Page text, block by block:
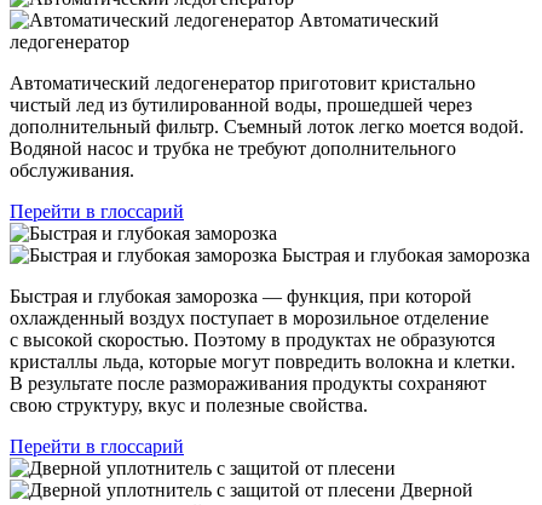
Автоматический
ледогенератор
Автоматический ледогенератор приготовит кристально
чистый лед из бутилированной воды, прошедшей через
дополнительный фильтр. Съемный лоток легко моется водой.
Водяной насос и трубка не требуют дополнительного
обслуживания.
Перейти в глоссарий
Быстрая и глубокая заморозка
Быстрая и глубокая заморозка — функция, при которой
охлажденный воздух поступает в морозильное отделение
с высокой скоростью. Поэтому в продуктах не образуются
кристаллы льда, которые могут повредить волокна и клетки.
В результате после размораживания продукты сохраняют
свою структуру, вкус и полезные свойства.
Перейти в глоссарий
Дверной